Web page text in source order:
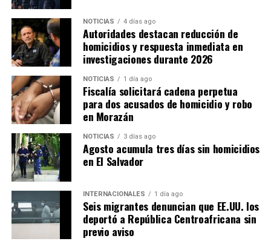
NOTICIAS 4 días ago
Autoridades destacan reducción de
homicidios y respuesta inmediata en
investigaciones durante 2026
NOTICIAS 1 día ago
Fiscalía solicitará cadena perpetua
para dos acusados de homicidio y robo
en Morazán
NOTICIAS 3 días ago
Agosto acumula tres días sin homicidios
en El Salvador
INTERNACIONALES 1 día ago
Seis migrantes denuncian que EE.UU. los
deportó a República Centroafricana sin
previo aviso